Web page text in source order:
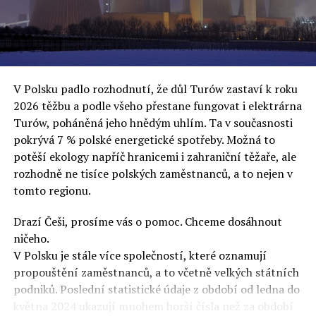
oslovuje své voliče, bublinu šílenců, kteří mu všechno
uvěří a nebudou se ptát na podrobnosti,“ řekl Rafał
Ziemkiewicz, redaktor týdeníku Do Rzeczy a ironicky
dodal: „Když se nynějšímu vedení státního hřebčince
podařilo prodat na aukci 10 plemenných koní za 600
000 euro, bylo to provládními médii oslavované jako
velký úspěch. Za vlády PiS se 14 koní prodalo za 2,5
milionu euro, což bylo stejnou mediální partou
komentováno jako konec polského chovu koní. Ve vidění
kontrolorů činnosti PiS ale určitě šlo při prodeji koní o
praní peněz či jinou nelegální činnost.“
Tuskova čísla jsou ale ujetá i jinde, pokračoval
Ziemkiewicz. „Ve vládní aféře PiS kolem vydávání víz
Tusk tvrdil, že za vlády dnešní opozice se nelegálně
prodalo 600 000 víz do Polska. Byla na to dokonce
vytvořena parlamentní vyšetřovací komise, která přišla
ale pouze na to, že 220 víz do Polska bylo
prostřednictvím úplatků uspíšeno, tedy že víza byla
V Polsku padlo rozhodnutí, že důl Turów zastaví k roku
2026 těžbu a podle všeho přestane fungovat i elektrárna
Turów, poháněná jeho hnědým uhlím. Ta v současnosti
pokrývá 7 % polské energetické spotřeby. Možná to
potěší ekology napříč hranicemi i zahraniční těžaře, ale
rozhodně ne tisíce polských zaměstnanců, a to nejen v
tomto regionu.
Drazí Češi, prosíme vás o pomoc. Chceme dosáhnout
ničeho.
V Polsku je stále více společností, které oznamují
propouštění zaměstnanců, a to včetně velkých státních
podniků. Poslední statistické údaje z období od ledna do
května 2024 ukazují mnohem horší čísla než za období